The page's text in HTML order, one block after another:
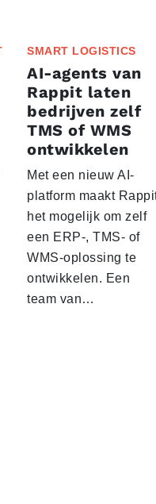
SMART LOGISTICS
AI-agents van
Rappit laten
bedrijven zelf
TMS of WMS
ontwikkelen
Met een nieuw AI-
platform maakt
het mogelijk om zelf
een ERP-, TMS- of
WMS-oplossing te
ontwikkelen. Een
team van…